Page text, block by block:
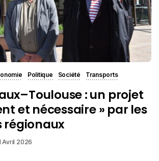
Politique Société Transports
: un projet
et nécessaire » par les
régionaux
Avril 2026